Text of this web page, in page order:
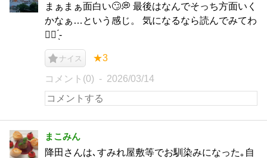
まぁまぁ面白い🙄💭 最後はなんでそっち方面いく
かなぁ…という感じ。 気になるなら読んでみてわ
☝🏻 ̖́-
ナイス ★3
コメント(0) 2026/03/14
まこみん
降田さんは､すみれ屋敷等でお馴染みになった｡自